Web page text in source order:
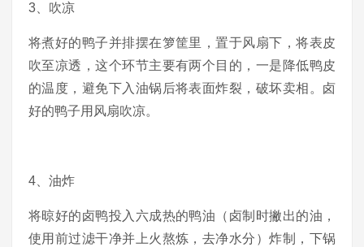
3、吹凉
将煮好的鸭子并排摆在箩筐里，置于风扇下，将表皮
吹至凉透，这个环节主要有两个目的，一是降低鸭皮
的温度，避免下入油锅后将表面炸裂，破坏卖相。卤
好的鸭子用风扇吹凉。
4、油炸
将晾好的卤鸭投入六成热的鸭油（卤制时撇出的油，
使用前过滤干净并上火熬炼，去净水分）炸制，下锅